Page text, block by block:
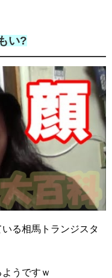
い?
る相馬トランジスタ
うですｗ